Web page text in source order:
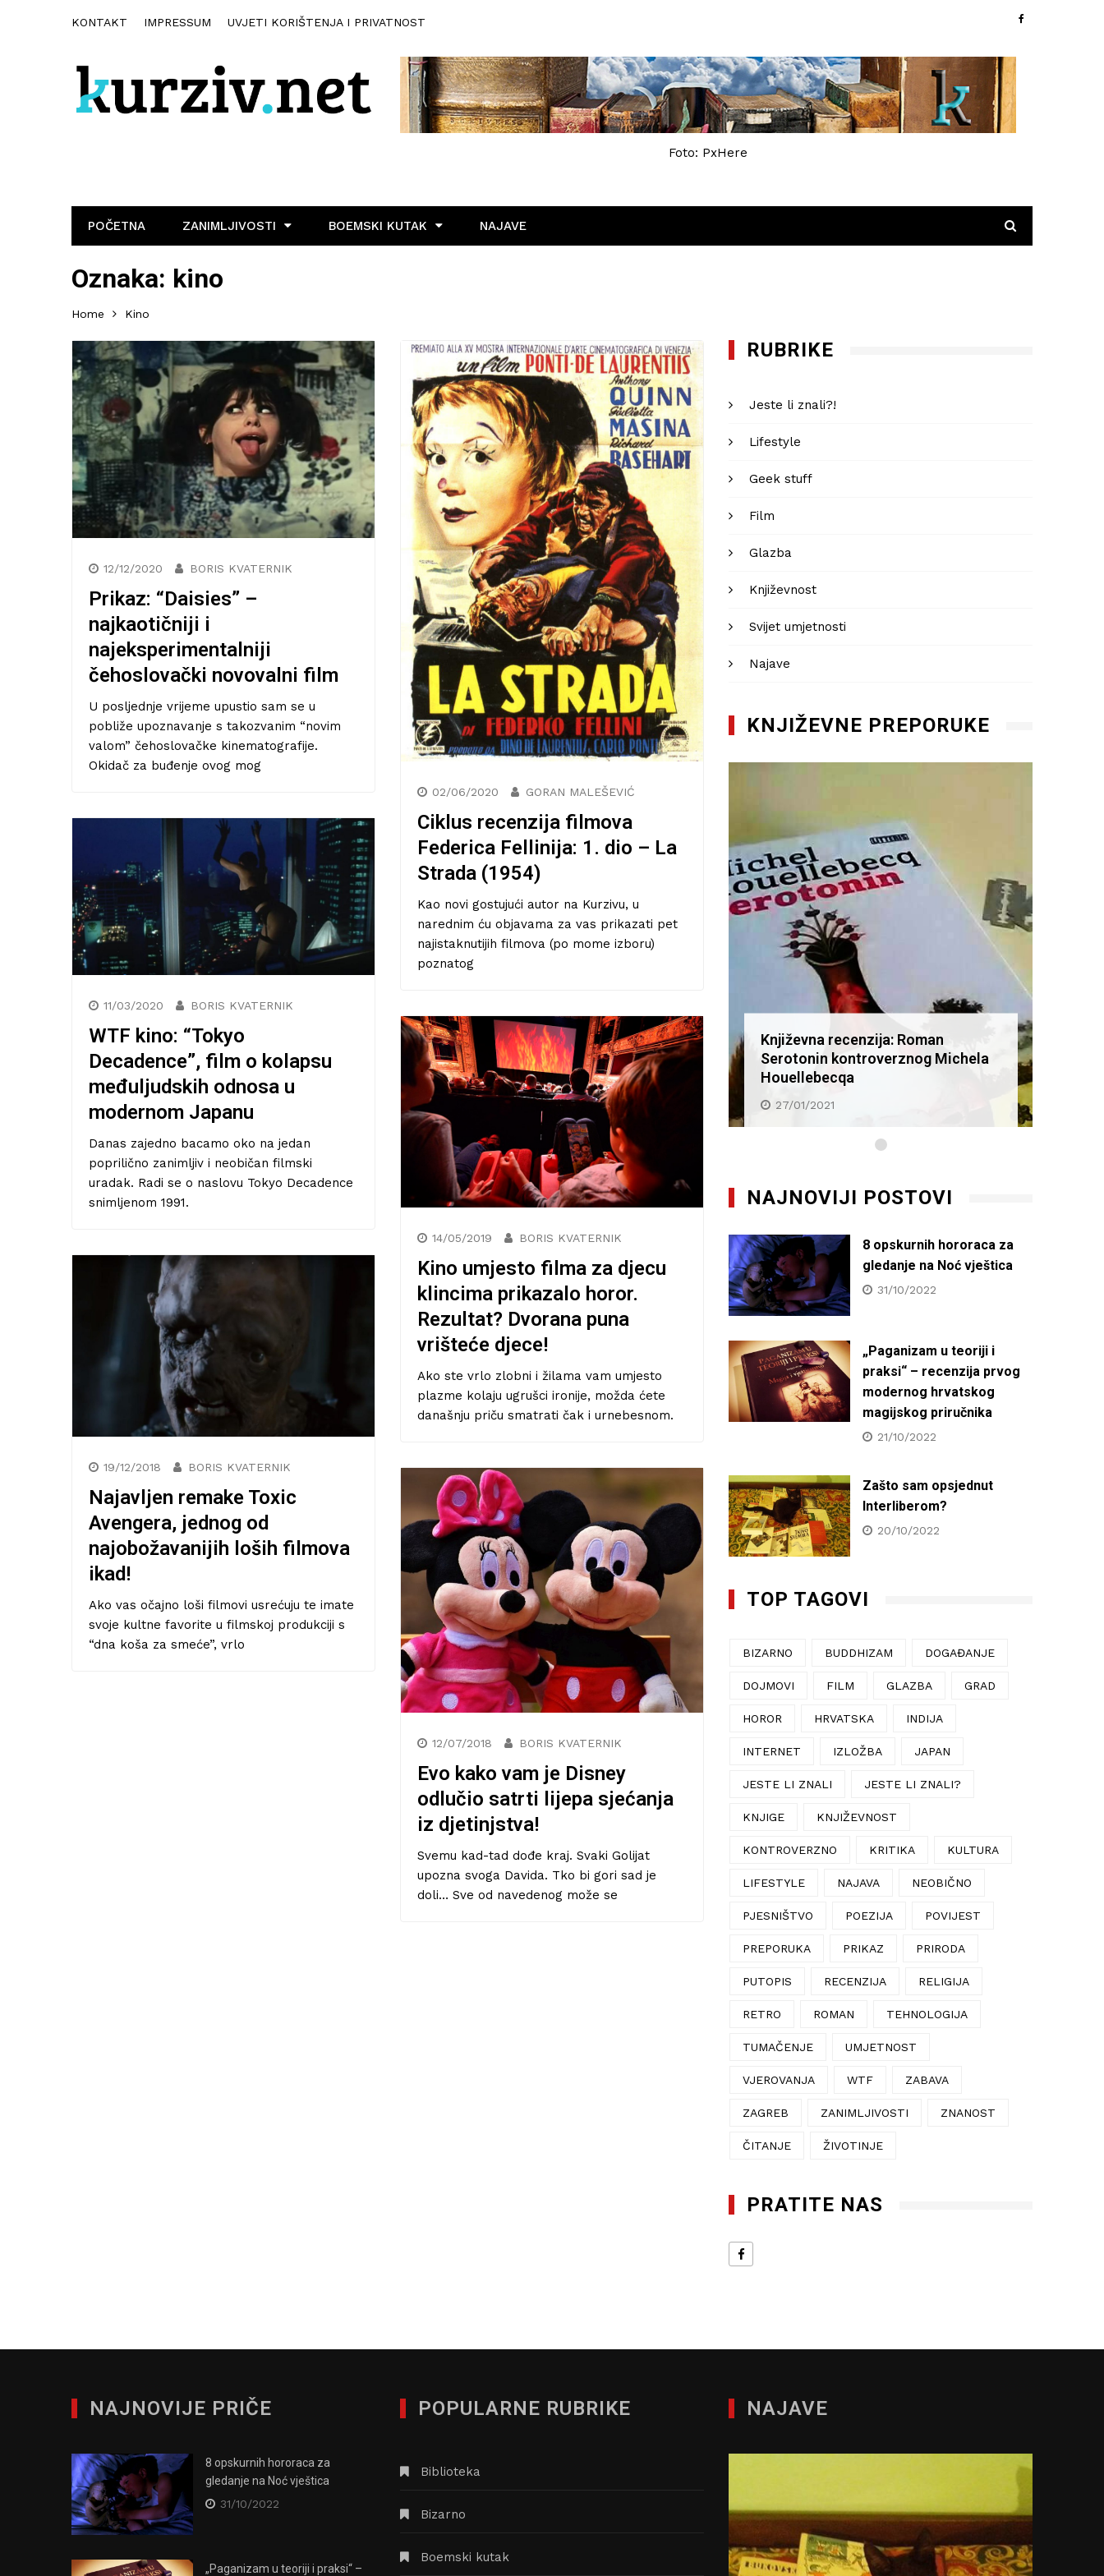
KONTAKT IMPRESSUM UVJETI KORIŠTENJA I PRIVATNOST
Foto: PxHere
POČETNA ZANIMLJIVOSTI BOEMSKI KUTAK NAJAVE
Oznaka: kino
Home Kino
12/12/2020 BORIS KVATERNIK
Prikaz: “Daisies” –
najkaotičniji i
najeksperimentalniji
čehoslovački novovalni film
U posljednje vrijeme upustio sam se u
pobliže upoznavanje s takozvanim “novim
valom” čehoslovačke kinematografije.
Okidač za buđenje ovog mog
02/06/2020 GORAN MALEŠEVIĆ
Ciklus recenzija filmova
Federica Fellinija: 1. dio – La
Strada (1954)
Kao novi gostujući autor na Kurzivu, u
narednim ću objavama za vas prikazati pet
najistaknutijih filmova (po mome izboru)
poznatog
11/03/2020 BORIS KVATERNIK
WTF kino: “Tokyo
Decadence”, film o kolapsu
međuljudskih odnosa u
modernom Japanu
Danas zajedno bacamo oko na jedan
poprilično zanimljiv i neobičan filmski
uradak. Radi se o naslovu Tokyo Decadence
snimljenom 1991.
14/05/2019 BORIS KVATERNIK
Kino umjesto filma za djecu
klincima prikazalo horor.
Rezultat? Dvorana puna
vrišteće djece!
Ako ste vrlo zlobni i žilama vam umjesto
plazme kolaju ugrušci ironije, možda ćete
današnju priču smatrati čak i urnebesnom.
19/12/2018 BORIS KVATERNIK
Najavljen remake Toxic
Avengera, jednog od
najobožavanijih loših filmova
ikad!
Ako vas očajno loši filmovi usrećuju te imate
svoje kultne favorite u filmskoj produkciji s
“dna koša za smeće”, vrlo
12/07/2018 BORIS KVATERNIK
Evo kako vam je Disney
odlučio satrti lijepa sjećanja
iz djetinjstva!
Svemu kad-tad dođe kraj. Svaki Golijat
upozna svoga Davida. Tko bi gori sad je
doli… Sve od navedenog može se
RUBRIKE
Jeste li znali?!
Lifestyle
Geek stuff
Film
Glazba
Književnost
Svijet umjetnosti
Najave
KNJIŽEVNE PREPORUKE
Književna recenzija: Roman
Serotonin kontroverznog Michela
Houellebecqa
27/01/2021
Književna recenzija: Roman
Serotonin kontroverznog Michela
Houellebecqa
27/01/2021
Književna recenzija: Roman
Serotonin kontroverznog Michela
Houellebecqa
27/01/2021
NAJNOVIJI POSTOVI
8 opskurnih hororaca za
gledanje na Noć vještica
31/10/2022
„Paganizam u teoriji i
praksi“ – recenzija prvog
modernog hrvatskog
magijskog priručnika
21/10/2022
Zašto sam opsjednut
Interliberom?
20/10/2022
TOP TAGOVI
BIZARNO BUDDHIZAM DOGAĐANJE
DOJMOVI FILM GLAZBA GRAD
HOROR HRVATSKA INDIJA
INTERNET IZLOŽBA JAPAN
JESTE LI ZNALI JESTE LI ZNALI?
KNJIGE KNJIŽEVNOST
KONTROVERZNO KRITIKA KULTURA
LIFESTYLE NAJAVA NEOBIČNO
PJESNIŠTVO POEZIJA POVIJEST
PREPORUKA PRIKAZ PRIRODA
PUTOPIS RECENZIJA RELIGIJA
RETRO ROMAN TEHNOLOGIJA
TUMAČENJE UMJETNOST
VJEROVANJA WTF ZABAVA
ZAGREB ZANIMLJIVOSTI ZNANOST
ČITANJE ŽIVOTINJE
PRATITE NAS
NAJNOVIJE PRIČE
8 opskurnih hororaca za
gledanje na Noć vještica
31/10/2022
„Paganizam u teoriji i praksi“ –
POPULARNE RUBRIKE
Biblioteka
Bizarno
Boemski kutak
NAJAVE